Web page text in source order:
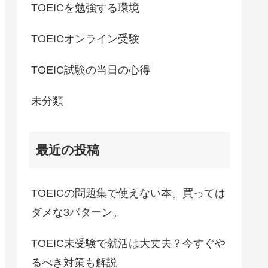
TOEICを勉強する環境
TOEICオンライン受験
TOEIC試験の当日の心得
未分類
最近の投稿
TOEICの問題集で使えない本。買っては
ダメな3パターン。
TOEIC未受験で就活は大丈夫？今すぐや
るべき対策も解説